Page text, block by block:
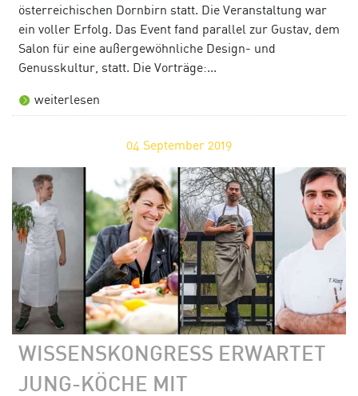
österreichischen Dornbirn statt. Die Veranstaltung war
ein voller Erfolg. Das Event fand parallel zur Gustav, dem
Salon für eine außergewöhnliche Design- und
Genusskultur, statt. Die Vorträge:...
weiterlesen
04 September 2019
WISSENSKONGRESS ERWARTET
JUNG-KÖCHE MIT